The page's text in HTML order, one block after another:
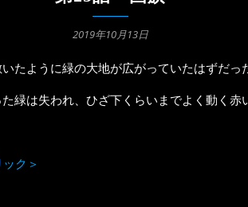
2019年10月13日
たように緑の大地が広がっていたはずだっ
緑は失われ、ひざ下くらいまでよく動く赤
ク＞